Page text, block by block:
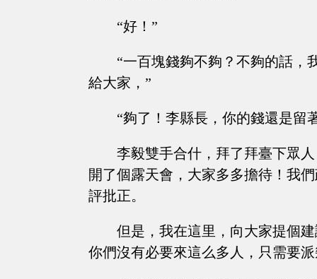
“好！”
“一百塊錢夠不夠？不夠的話，
給大家，”
“夠了！李縣長，你的錢還是留
李毅雙手合什，拜了拜臺下眾
開了個露天會，大家多多擔待！我
評批正。
但是，我在這里，向大家提個
你們沒有必要來這么多人，只需要